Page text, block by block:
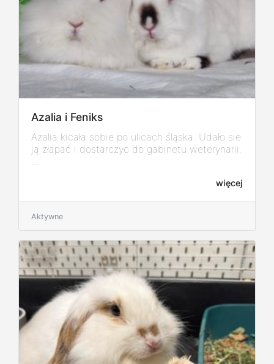
Azalia i Feniks
Azalia kicała sobie po ulicach śląska. Udało sie
ją złapać i dostarczyc do gabinetu weterynarii.
więcej
Aktywne